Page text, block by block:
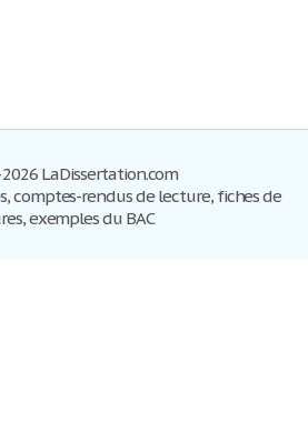
LaDissertation.com
comptes-rendus de lecture, fiches de
exemples du BAC